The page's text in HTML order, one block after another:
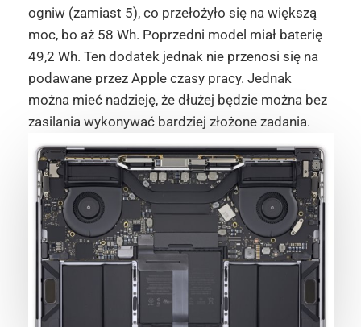
ogniw (zamiast 5), co przełożyło się na większą
moc, bo aż 58 Wh. Poprzedni model miał baterię
49,2 Wh. Ten dodatek jednak nie przenosi się na
podawane przez Apple czasy pracy. Jednak
można mieć nadzieję, że dłużej będzie można bez
zasilania wykonywać bardziej złożone zadania.